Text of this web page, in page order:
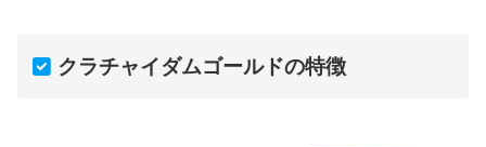
クラチャイダムゴールドの特徴